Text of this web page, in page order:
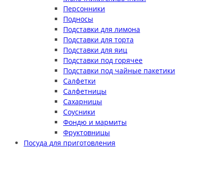
Персонники
Подносы
Подставки для лимона
Подставки для торта
Подставки для яиц
Подставки под горячее
Подставки под чайные пакетики
Салфетки
Салфетницы
Сахарницы
Соусники
Фондю и мармиты
Фруктовницы
Посуда для приготовления